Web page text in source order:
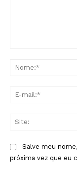
Salve meu
próxima vez que eu